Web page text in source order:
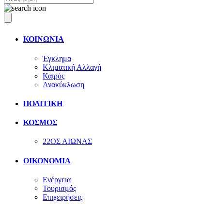
ΚΟΙΝΩΝΙΑ
Έγκλημα
Κλιματική Αλλαγή
Καιρός
Ανακύκλωση
ΠΟΛΙΤΙΚΗ
ΚΟΣΜΟΣ
22ΟΣ ΑΙΩΝΑΣ
ΟΙΚΟΝΟΜΙΑ
Ενέργεια
Τουρισμός
Επιχειρήσεις